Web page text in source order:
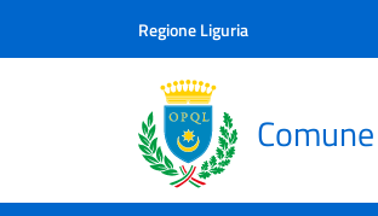
Regione Liguria